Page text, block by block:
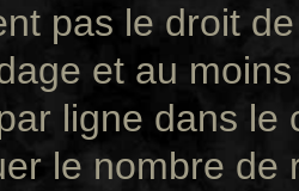
pas le droit
et au
ligne dans le
le nombre de